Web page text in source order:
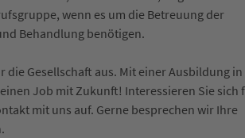
wenn es um die Betreuung der
Behandlung benötigen.
Gesellschaft aus. Mit einer Ausbildung in
Job mit Zukunft! Interessieren Sie sich
mit uns auf. Gerne besprechen wir Ihre